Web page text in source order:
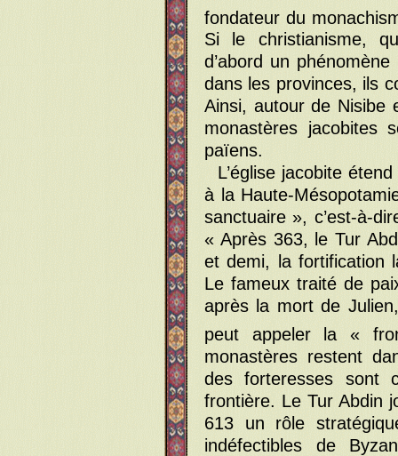
fondateur du
Si le christianisme,
d’abord un
dans les provinces, ils
Ainsi, autour de Nisibe
monastères jacobites
païens.
L’église jacobite
à la Haute-
sanctuaire », c’est-à-
« Après 363, le Tur
et demi, la fortification
Le fameux traité de
après la mort de
peut appeler la «
monastères restent
des forteresses sont
frontière. Le Tur Abdin
613 un rôle
indéfectibles de